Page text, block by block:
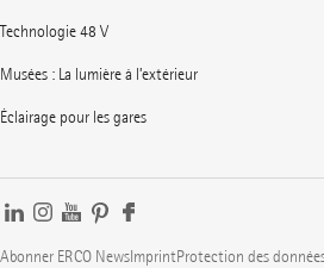
Technologie 48 V
Musées : La lumière à l’extérieur
Éclairage pour les gares
Abonner ERCO NewsImprintProtection des